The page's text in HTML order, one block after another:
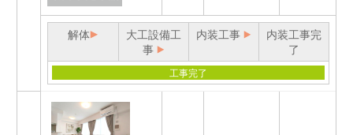
解体
大工設備工
事
内装工事
内装工事完
了
工事完了